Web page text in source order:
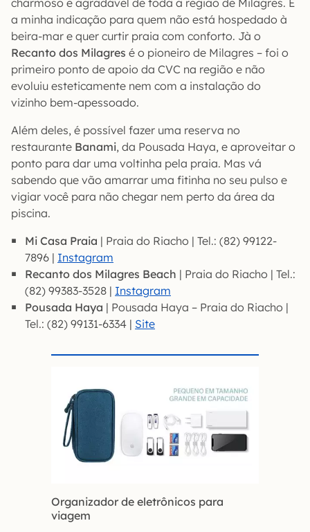
charmoso e agradável de toda a região de Milagres. É
a minha indicação para quem não está hospedado à
beira-mar e quer curtir praia com conforto. Jà o
Recanto dos Milagres é o pioneiro de Milagres – foi o
primeiro ponto de apoio da CVC na região e não
evoluiu esteticamente nem com a instalação do
vizinho bem-apessoado.
Além deles, é possível fazer uma reserva no
restaurante Banami, da Pousada Haya, e aproveitar o
ponto para dar uma voltinha pela praia. Mas vá
sabendo que vão amarrar uma fitinha no seu pulso e
vigiar você para não chegar nem perto da área da
piscina.
Mi Casa Praia | Praia do Riacho | Tel.: (82) 99122-
7896 | Instagram
Recanto dos Milagres Beach | Praia do Riacho | Tel.:
(82) 99383-3528 | Instagram
Pousada Haya | Pousada Haya – Praia do Riacho |
Tel.: (82) 99131-6334 | Site
Organizador de eletrônicos para
viagem